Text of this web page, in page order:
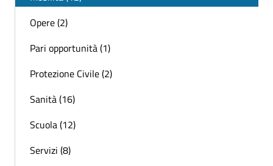
Opere (2)
Pari opportunità (1)
Protezione Civile (2)
Sanità (16)
Scuola (12)
Servizi (8)